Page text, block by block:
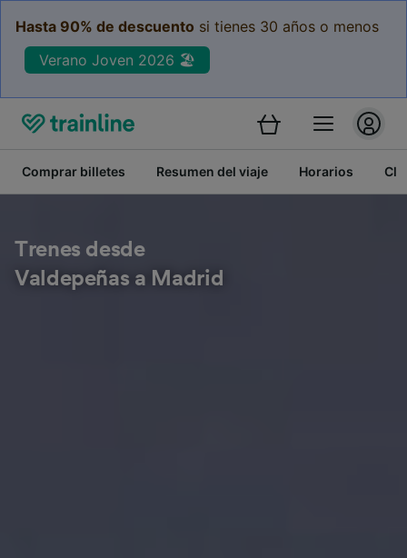
Hasta 90% de descuento si tienes 30 años o menos
Verano Joven 2026 🏖️
Comprar billetes Resumen del viaje Horarios
Trenes desde
Valdepeñas a Madrid